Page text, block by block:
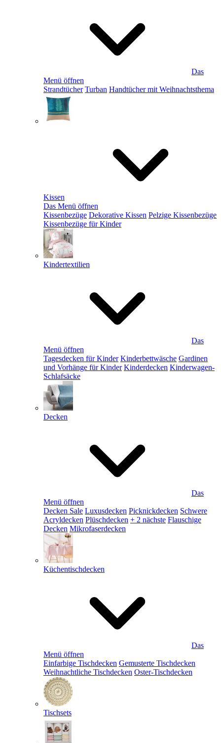
Das
Menü öffnen
Strandtücher Turban Handtücher mit Weihnachtsthema
Kissen
Das Menü öffnen
Kissenbezüge Dekorative Kissen Pelzige Kissenbezüge
Kissenbezüge für Kinder
Kindertextilien
Das
Menü öffnen
Tagesdecken für Kinder Kinderbettwäsche Gardinen
und Vorhänge für Kinder Kinderdecken Kinderwagen-
Schlafsäcke
Decken
Das
Menü öffnen
Decken Sale Luxusdecken Picknickdecken Schwere
Acryldecken Plüschdecken + 2 nächste Flauschige
Decken Mikrofaserdecken
Küchentischdecken
Das
Menü öffnen
Einfarbige Tischdecken Gemusterte Tischdecken
Weihnachtliche Tischdecken Oster-Tischdecken
Tischsets